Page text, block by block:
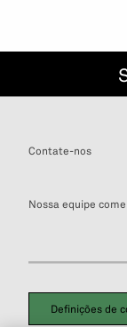
Contate-nos
Nossa equipe
Definições de